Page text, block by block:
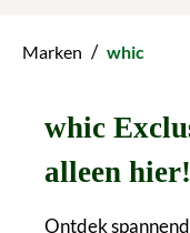
Marken / whic
whic
alleen hier!
Ontdek